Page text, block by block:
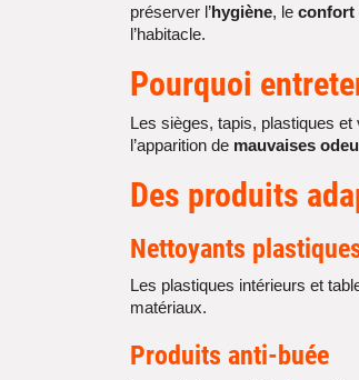
préserver l’hygiène, le confort
l’habitacle.
Pourquoi
Les sièges, tapis, plastiques
l’apparition de mauvaises
Des produits
Nettoyants
Les plastiques intérieurs et
matériaux.
Produits anti-buée